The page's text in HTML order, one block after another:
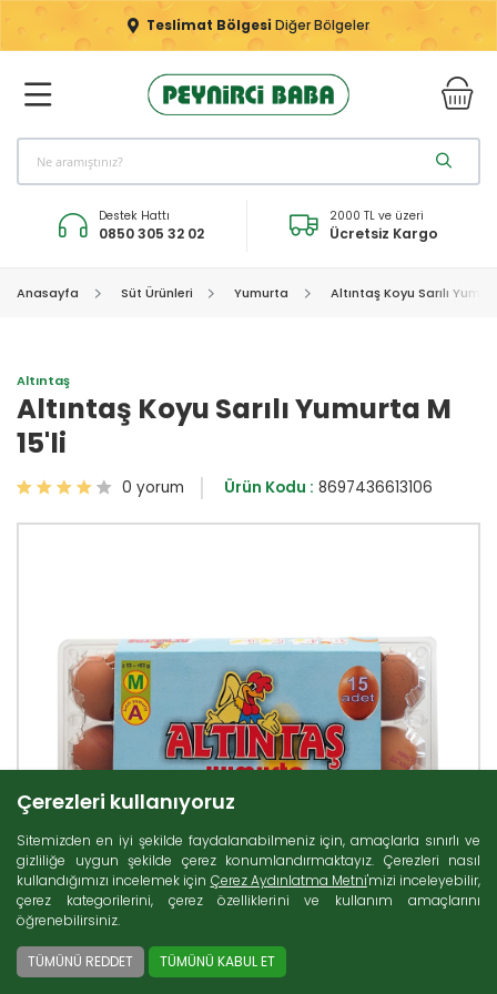
Teslimat Bölgesi Diğer Bölgeler
Destek Hattı
0850 305 32 02
2000 TL ve üzeri
Ücretsiz Kargo
Anasayfa Süt Ürünleri Yumurta Altıntaş Koyu Sarılı
Altıntaş
Altıntaş Koyu Sarılı Yumurta M
15'li
0 yorum Ürün Kodu : 8697436613106
Çerezleri kullanıyoruz
Sitemizden en iyi şekilde faydalanabilmeniz için, amaçlarla sınırlı ve
gizliliğe uygun şekilde çerez konumlandırmaktayız. Çerezleri nasıl
kullandığımızı incelemek için Çerez Aydınlatma Metni'mizi inceleyebilir,
çerez kategorilerini, çerez özelliklerini ve kullanım amaçlarını
öğrenebilirsiniz.
TÜMÜNÜ REDDET TÜMÜNÜ KABUL ET